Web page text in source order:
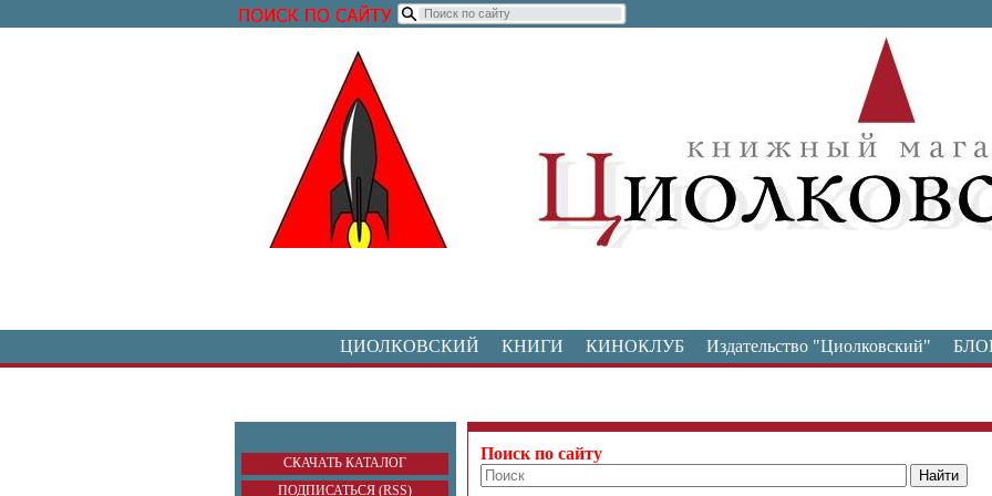
ЦИОЛКОВСКИЙ КНИГИ КИНОКЛУБ Издательство "Циолковский"
СКАЧАТЬ КАТАЛОГ
ПОДПИСАТЬСЯ (RSS)
Поиск по сайту